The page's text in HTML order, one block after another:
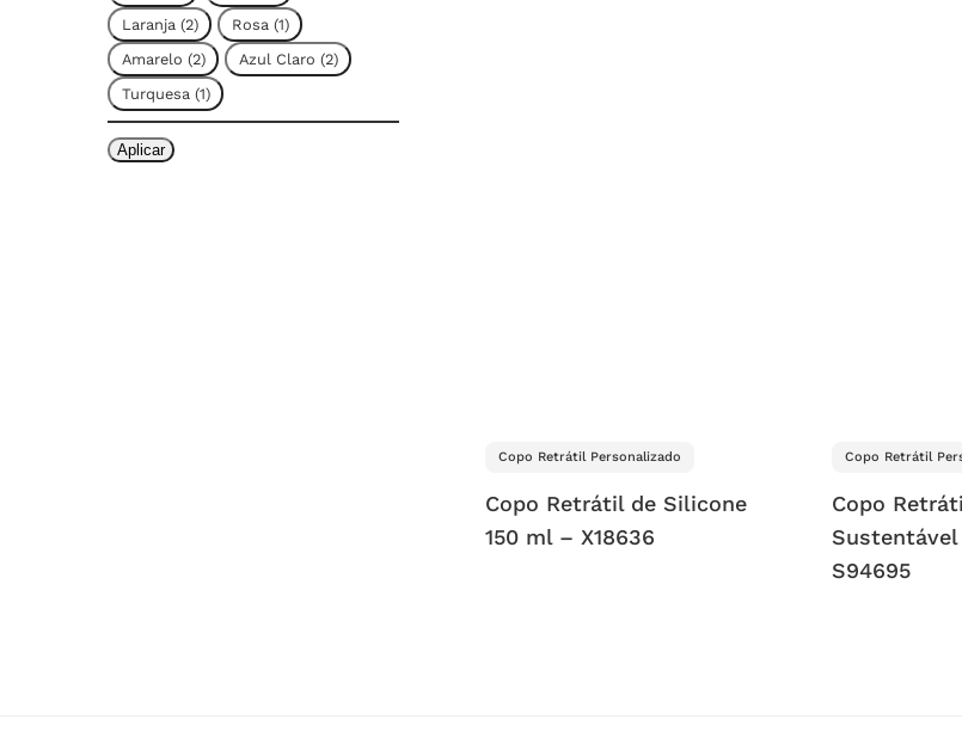
Laranja (2 ) Rosa (1 )
Amarelo (2 ) Azul Claro (2 )
Turquesa (1 )
Aplicar
Copo Retrátil Personalizado
Copo Retrátil de Silicone
150 ml – X18636
Copo Retrátil
Copo
S94695